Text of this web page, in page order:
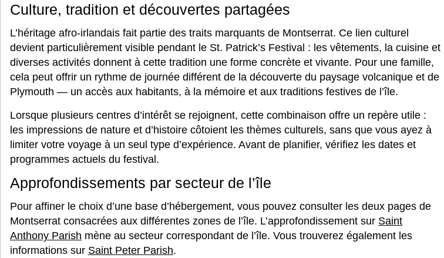
Culture, tradition et découvertes partagées
L’héritage afro-irlandais fait partie des traits marquants de Montserrat. Ce lien culturel
devient particulièrement visible pendant le St. Patrick’s Festival : les vêtements, la cuisine et
diverses activités donnent à cette tradition une forme concrète et vivante. Pour une famille,
cela peut offrir un rythme de journée différent de la découverte du paysage volcanique et de
Plymouth — un accès aux habitants, à la mémoire et aux traditions festives de l’île.
Lorsque plusieurs centres d’intérêt se rejoignent, cette combinaison offre un repère utile :
les impressions de nature et d’histoire côtoient les thèmes culturels, sans que vous ayez à
limiter votre voyage à un seul type d’expérience. Avant de planifier, vérifiez les dates et
programmes actuels du festival.
Approfondissements par secteur de l’île
Pour affiner le choix d’une base d’hébergement, vous pouvez consulter les deux pages de
Montserrat consacrées aux différentes zones de l’île. L’approfondissement sur Saint
Anthony Parish mène au secteur correspondant de l’île. Vous trouverez également les
informations sur Saint Peter Parish.